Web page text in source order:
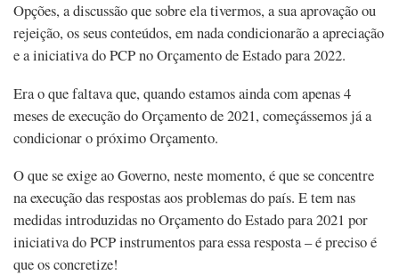
Opções, a discussão que sobre ela tivermos, a sua aprovação ou
rejeição, os seus conteúdos, em nada condicionarão a apreciação
e a iniciativa do PCP no Orçamento de Estado para 2022.
Era o que faltava que, quando estamos ainda com apenas 4
meses de execução do Orçamento de 2021, começássemos já a
condicionar o próximo Orçamento.
O que se exige ao Governo, neste momento, é que se concentre
na execução das respostas aos problemas do país. E tem nas
medidas introduzidas no Orçamento do Estado para 2021 por
iniciativa do PCP instrumentos para essa resposta – é preciso é
que os concretize!